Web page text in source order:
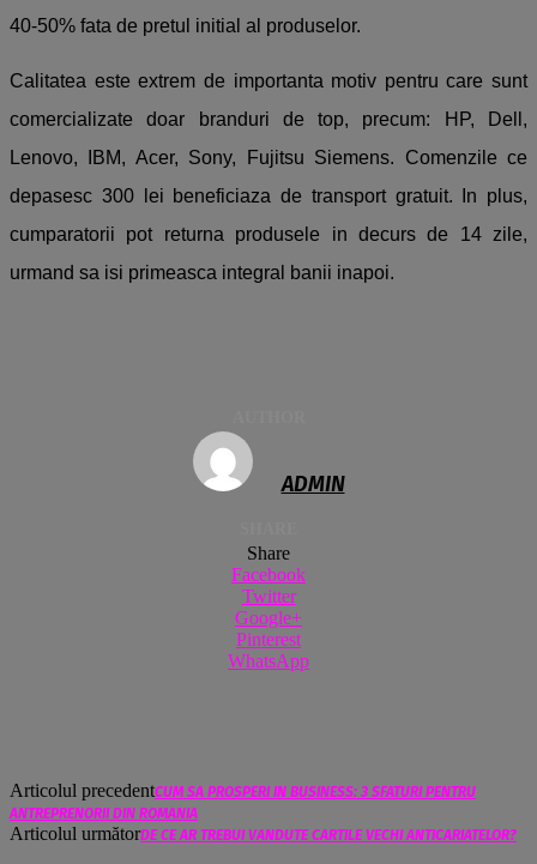
40-50% fata de pretul initial al produselor.
Calitatea este extrem de importanta motiv pentru care sunt
comercializate doar branduri de top, precum: HP, Dell,
Lenovo, IBM, Acer, Sony, Fujitsu Siemens. Comenzile ce
depasesc 300 lei beneficiaza de transport gratuit. In plus,
cumparatorii pot returna produsele in decurs de 14 zile,
urmand sa isi primeasca integral banii inapoi.
ADMIN
Share
Facebook
Twitter
Google+
Pinterest
WhatsApp
Articolul precedentCUM SA PROSPERI IN BUSINESS: 3 SFATURI PENTRU
ANTREPRENORII DIN ROMANIA
Articolul următorDE CE AR TREBUI VANDUTE CARTILE VECHI ANTICARIATELOR?